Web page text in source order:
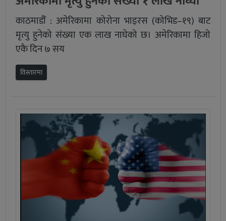
काठमाडौं : अमेरिकामा कोरोना भाइरस (कोभिड–१९) बाट
मृत्यु हुनेको संख्या एक लाख नाघेको छ। अमेरिकामा हिजो
एकै दिन ७ सय
विस्तारमा